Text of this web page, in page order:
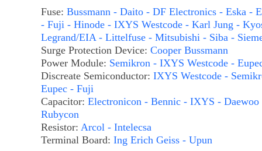
Fuse: Bussmann - Daito - DF Electronics - Eska -
- Fuji - Hinode - IXYS Westcode - Karl Jung -
Legrand/EIA - Littelfuse - Mitsubishi - Siba -
Surge Protection Device: Cooper Bussmann
Power Module: Semikron - IXYS Westcode -
Discreate Semiconductor: IXYS Westcode -
Eupec - Fuji
Capacitor: Electronicon - Bennic - IXYS - Daewoo
Rubycon
Resistor: Arcol - Intelecsa
Terminal Board: Ing Erich Geiss - Upun